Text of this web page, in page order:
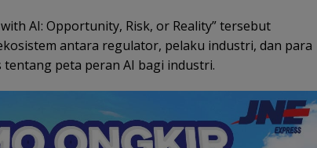
AI: Opportunity, Risk, or Reality” tersebut
antara regulator, pelaku industri, dan para
peta peran AI bagi industri.